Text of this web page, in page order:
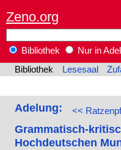
Zeno.org
Bibliothek
Nur in
Bibliothek
Lesesaal
<<
Adelung:
Grammatisch-
Hochdeutschen